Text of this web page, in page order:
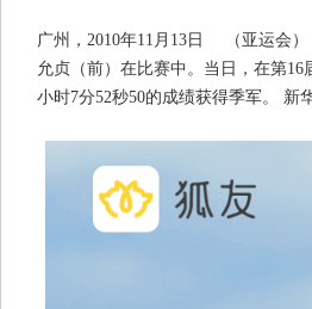
广州，2010年11月13日 （亚运会
允贞（前）在比赛中。当日，在第
小时7分52秒50的成绩获得季军。 新